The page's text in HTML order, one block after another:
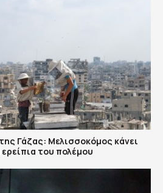
Γάζας: Μελισσοκόμος κάνει
του πολέμου